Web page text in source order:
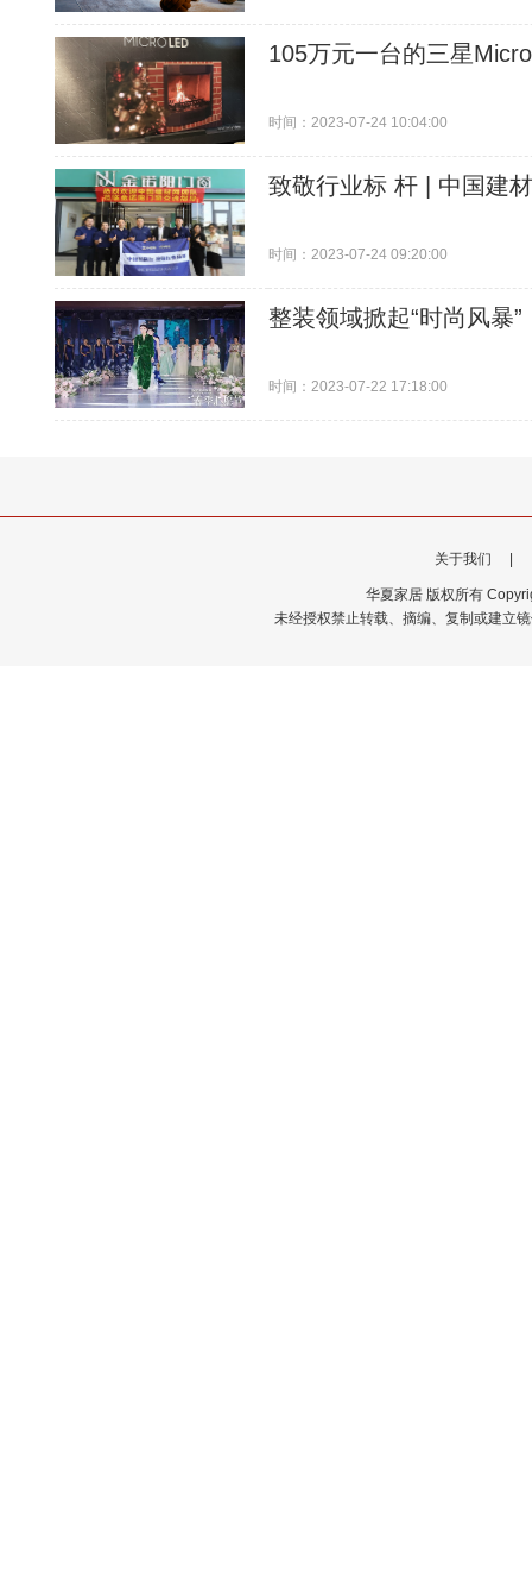
105万元一台的三星
时间：2023-07-24 10:04:00
致敬行业标 杆 | 中国建
时间：2023-07-24 09:20:00
整装领域掀起“时尚风暴
时间：2023-07-22 17:18:00
关于我们
华夏家居 版权所有
未经授权禁止转载、摘编、复制或建立